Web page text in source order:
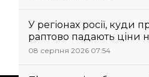
У регіонах росії, куди
раптово падають ціни
08 серпня 2026 07:54